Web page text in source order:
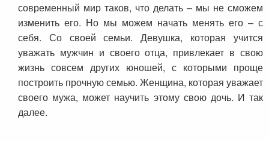
современный мир таков, что делать – мы не сможем
изменить его. Но мы можем начать менять его – с
себя. Со своей семьи. Девушка, которая учится
уважать мужчин и своего отца, привлекает в свою
жизнь совсем других юношей, с которыми проще
построить прочную семью. Женщина, которая уважает
своего мужа, может научить этому свою дочь. И так
далее.